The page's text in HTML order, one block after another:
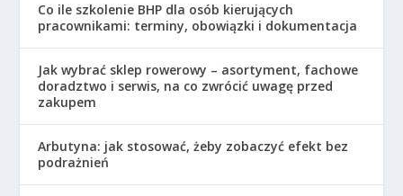
Co ile szkolenie BHP dla osób kierujących
pracownikami: terminy, obowiązki i dokumentacja
Jak wybrać sklep rowerowy – asortyment, fachowe
doradztwo i serwis, na co zwrócić uwagę przed
zakupem
Arbutyna: jak stosować, żeby zobaczyć efekt bez
podrażnień